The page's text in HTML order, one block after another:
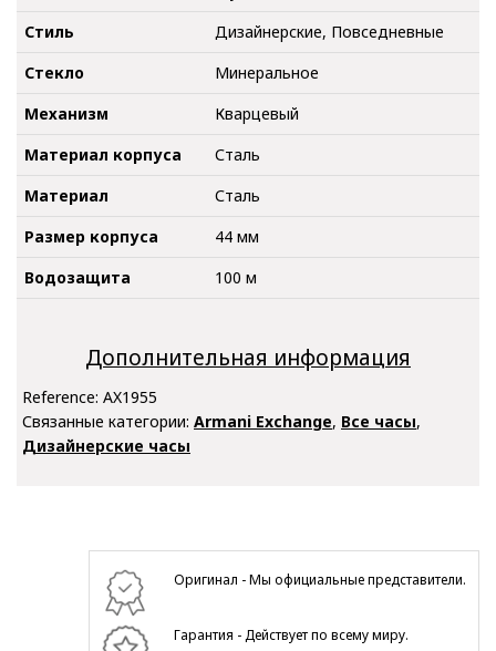
Стиль
Дизайнерские, Повседневные
Стекло
Минеральное
Механизм
Кварцевый
Материал корпуса
Сталь
Материал
Сталь
Размер корпуса
44 мм
Водозащита
100 м
Дополнительная информация
Reference: AX1955
Связанные категории: Armani Exchange, Все часы,
Дизайнерские часы
Оригинал - Мы официальные представители.
Гарантия - Действует по всему миру.